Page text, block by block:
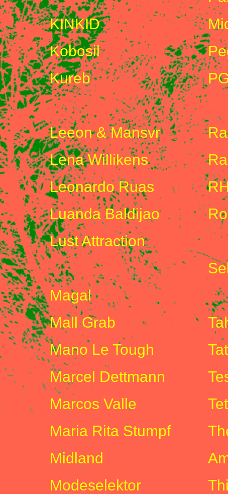
KINKID
Kobosil
Kureb
L
Leeon & Mansvr
Lena Willikens
Leonardo Ruas
Luanda Baldijao
Lust Attraction
M
Magal
Mall Grab
Mano Le Tough
Marcel Dettmann
Marcos Valle
Maria Rita Stumpf
Midland
Modeselektor
R
T